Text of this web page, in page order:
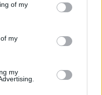
of my
my
my